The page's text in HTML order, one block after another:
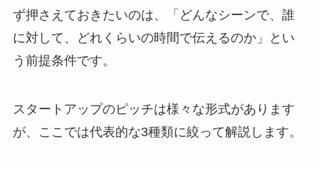
ず押さえておきたいのは、「どんなシーンで、誰
に対して、どれくらいの時間で伝えるのか」とい
う前提条件です。
スタートアップのピッチは様々な形式があります
が、ここでは代表的な3種類に絞って解説します。